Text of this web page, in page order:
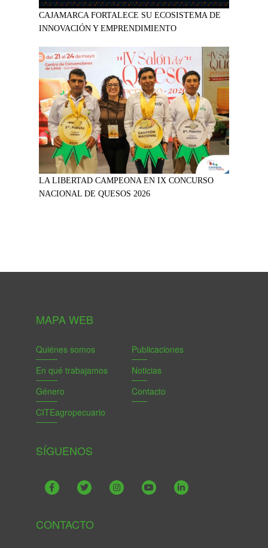
CAJAMARCA FORTALECE SU ECOSISTEMA DE
INNOVACIÓN Y EMPRENDIMIENTO
LA LIBERTAD CAMPEONA EN IX CONCURSO
NACIONAL DE QUESOS 2026
MAPA WEB
Quiénes somos
En qué trabajamos
Género
CITEagropecuario
Publicaciones
Noticias
Contacto
SÍGUENOS
CONTACTO